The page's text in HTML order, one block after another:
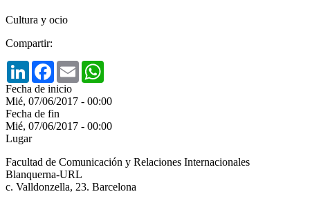
Cultura y ocio
Compartir:
LinkedInFacebook
Email
Fecha de inicio
Mié, 07/06/2017 - 00:00
Fecha de fin
Mié, 07/06/2017 - 00:00
Lugar
Facultad de Comunicación y Relaciones Internacionales
Blanquerna-URL
c. Valldonzella, 23. Barcelona